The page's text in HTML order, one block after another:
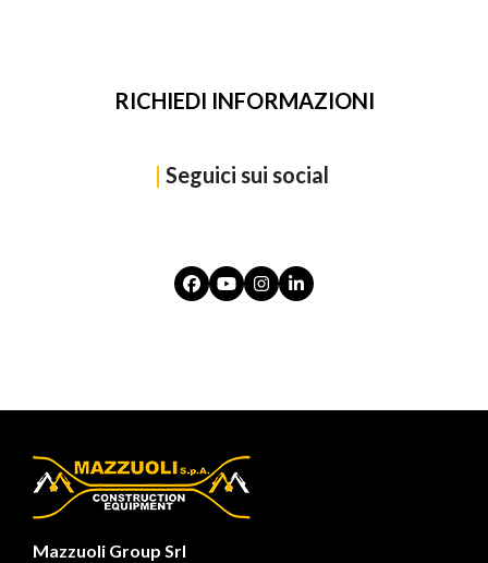
RICHIEDI INFORMAZIONI
| Seguici sui social
Facebook
YouTubeInstagram
LinkedIn
Mazzuoli Group Srl